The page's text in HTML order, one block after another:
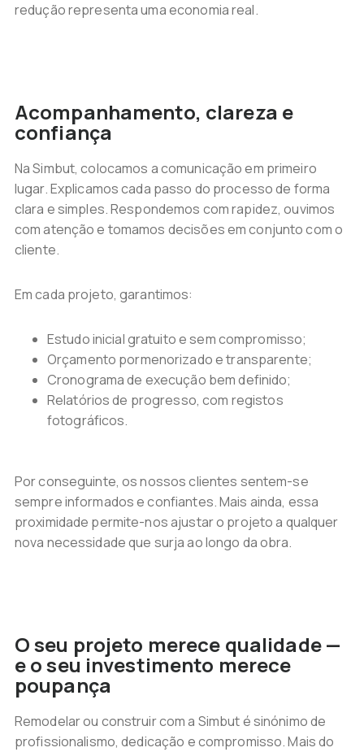
redução representa uma economia real.
Acompanhamento, clareza e
confiança
Na Simbut, colocamos a comunicação em primeiro
lugar. Explicamos cada passo do processo de forma
clara e simples. Respondemos com rapidez, ouvimos
com atenção e tomamos decisões em conjunto com o
cliente.
Em cada projeto, garantimos:
Estudo inicial gratuito e sem compromisso;
Orçamento pormenorizado e transparente;
Cronograma de execução bem definido;
Relatórios de progresso, com registos
fotográficos.
Por conseguinte, os nossos clientes sentem-se
sempre informados e confiantes. Mais ainda, essa
proximidade permite-nos ajustar o projeto a qualquer
nova necessidade que surja ao longo da obra.
O seu projeto merece qualidade —
e o seu investimento merece
poupança
Remodelar ou construir com a Simbut é sinónimo de
profissionalismo, dedicação e compromisso. Mais do